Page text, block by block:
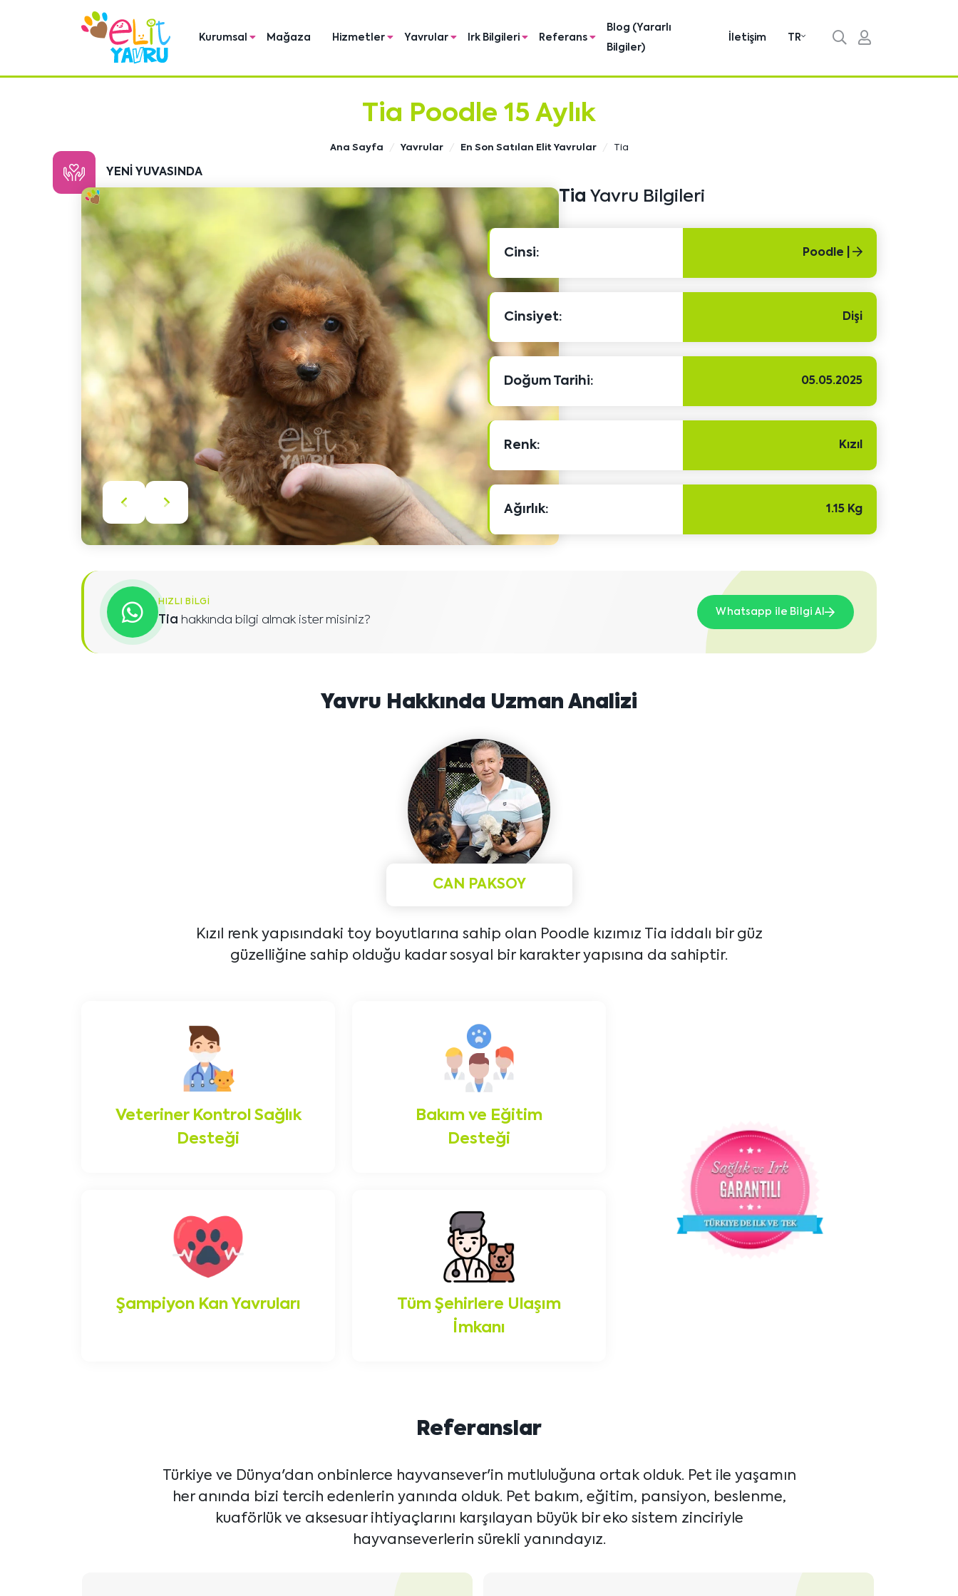
Kurumsal Mağaza Hizmetler Yavrular Irk Bilgileri Referans
Blog (Yararlı
Bilgiler)
İletişim TR
Tia Poodle 15 Aylık
Ana Sayfa Yavrular En Son Satılan Elit Yavrular Tia
YENI YUVASINDA
Önceki
içeriği
göster
Sonraki
içeriği
göster
Tia Yavru Bilgileri
Cinsi: Poodle |
Cinsiyet: Dişi
Doğum Tarihi: 05.05.2025
Renk: Kızıl
Ağırlık: 1.15 Kg
HIZLI BILGI
Tia hakkında bilgi almak ister misiniz?
Whatsapp ile Bilgi Al
Yavru Hakkında Uzman Analizi
CAN PAKSOY
Kızıl renk yapısındaki toy boyutlarına sahip olan Poodle kızımız Tia iddalı bir güz
güzelliğine sahip olduğu kadar sosyal bir karakter yapısına da sahiptir.
Veteriner Kontrol Sağlık
Desteği
Bakım ve Eğitim
Desteği
Şampiyon Kan Yavruları
Tüm Şehirlere Ulaşım
İmkanı
Referanslar
Türkiye ve Dünya'dan onbinlerce hayvansever'in mutluluğuna ortak olduk. Pet ile yaşamın
her anında bizi tercih edenlerin yanında olduk. Pet bakım, eğitim, pansiyon, beslenme,
kuaförlük ve aksesuar ihtiyaçlarını karşılayan büyük bir eko sistem zinciriyle
hayvanseverlerin sürekli yanındayız.